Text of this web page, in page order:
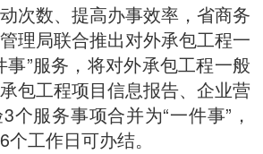
次数、提高办事效率，省商务
理局联合推出对外承包工程一
事”服务，将对外承包工程一般
包工程项目信息报告、企业营
个服务事项合并为“一件事”，
工作日可办结。